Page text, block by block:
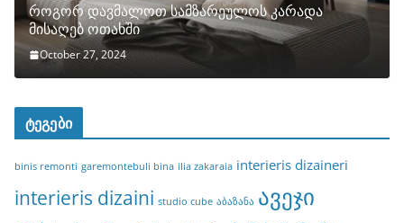
როგორ დავმალოთ სამზარეულოს კარადა
მისაღებ ოთახში
October 27, 2024
ტეგები
binis remonti garemontebuli bina ilia zakaraia interieris dizaineri
interieris dizaini studio cube აბაზანა ავეჯი